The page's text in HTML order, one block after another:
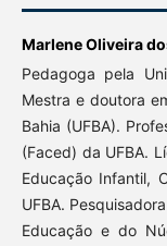
Marlene Oliveira
Pedagoga pela
Mestra e doutora
Bahia (UFBA).
(Faced) da UFBA.
Educação Infantil,
UFBA.
Educação e do